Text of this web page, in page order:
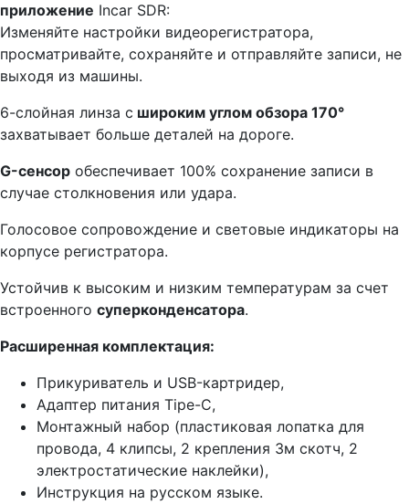
приложение Incar SDR:
Изменяйте настройки видеорегистратора,
просматривайте, сохраняйте и отправляйте записи, не
выходя из машины.
6-слойная линза с широким углом обзора 170°
захватывает больше деталей на дороге.
G-сенсор обеспечивает 100% сохранение записи в
случае столкновения или удара.
Голосовое сопровождение и световые индикаторы на
корпусе регистратора.
Устойчив к высоким и низким температурам за счет
встроенного суперконденсатора.
Расширенная комплектация:
Прикуриватель и USB-картридер,
Адаптер питания Tipe-C,
Монтажный набор (пластиковая лопатка для
провода, 4 клипсы, 2 крепления 3м скотч, 2
электростатические наклейки),
Инструкция на русском языке.